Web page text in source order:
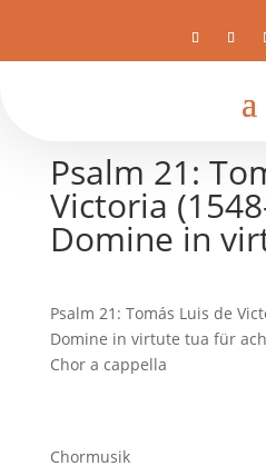
Psalm 21:
Victoria
Domine in
Psalm 21: Tomás Luis de
Domine in virtute tua für
Chor a cappella
Chormusik